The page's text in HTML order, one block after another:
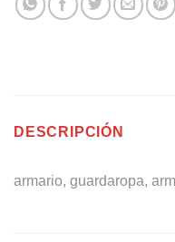
DESCRIPCIÓN
armario, guardaropa,